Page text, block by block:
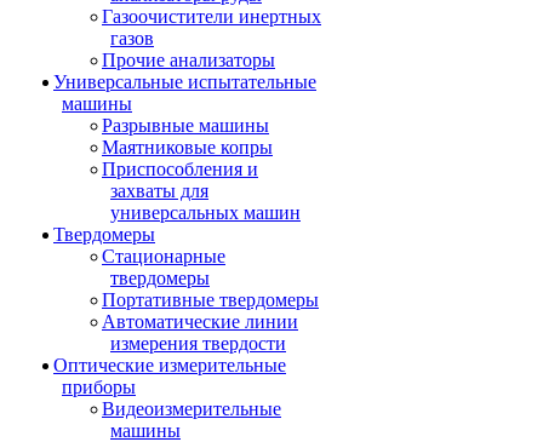
Газоочистители инертных
газов
Прочие анализаторы
Универсальные испытательные
машины
Разрывные машины
Маятниковые копры
Приспособления и
захваты для
универсальных машин
Твердомеры
Стационарные
твердомеры
Портативные твердомеры
Автоматические линии
измерения твердости
Оптические измерительные
приборы
Видеоизмерительные
машины